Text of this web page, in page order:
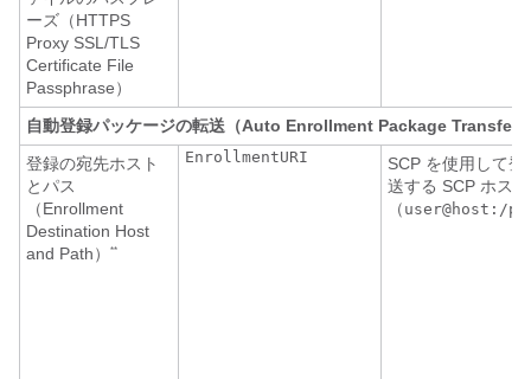
ーズ（HTTPS
Proxy SSL/TLS
Certificate File
Passphrase）
自動登録パッケージの転送（Auto Enrollment Package Transfer
登録の宛先ホスト
とパス
（Enrollment
Destination Host
and Path）
**
EnrollmentURI
SCP を使用して
送する SCP ホス
（ user@host:/